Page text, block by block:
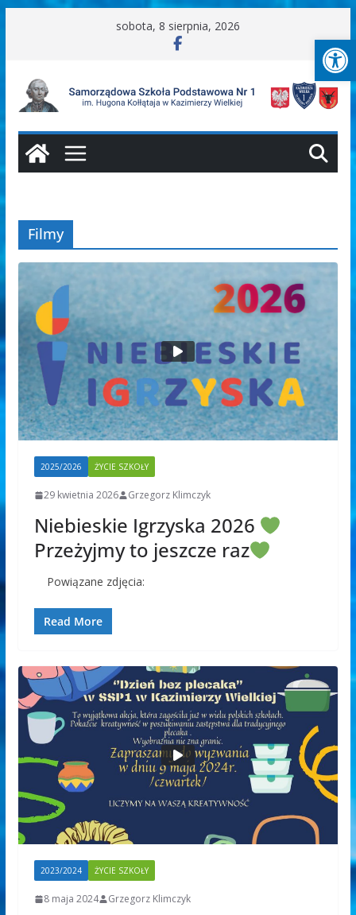
sobota, 8 sierpnia, 2026
Filmy
2025/2026 ŻYCIE SZKOŁY
29 kwietnia 2026 Grzegorz Klimczyk
Niebieskie Igrzyska 2026
Przeżyjmy to jeszcze raz
Powiązane zdjęcia:
Read More
2023/2024 ŻYCIE SZKOŁY
8 maja 2024 Grzegorz Klimczyk